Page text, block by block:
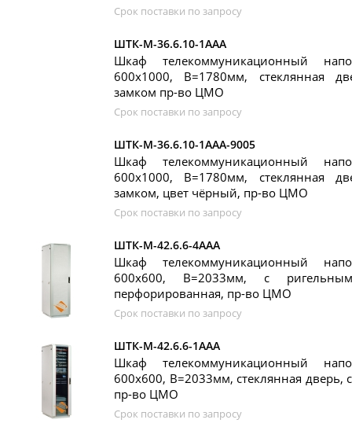
Срок поставки по запросу
ШТК-М-36.6.10-1ААА
Шкаф телекоммуникационный
600x1000, В=1780мм, стеклянная
замком пр-во ЦМО
Срок поставки по запросу
ШТК-М-36.6.10-1ААА-9005
Шкаф телекоммуникационный
600x1000, В=1780мм, стеклянная
замком, цвет чёрный, пр-во ЦМО
Срок поставки по запросу
ШТК-М-42.6.6-4ААА
Шкаф телекоммуникационный
600x600, В=2033мм, с
перфорированная, пр-во ЦМО
Срок поставки по запросу
ШТК-М-42.6.6-1ААА
Шкаф телекоммуникационный
600x600, В=2033мм, стеклянная дверь,
пр-во ЦМО
Срок поставки по запросу